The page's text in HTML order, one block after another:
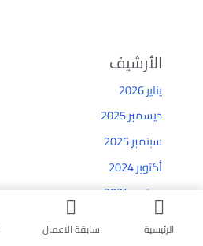
الأرشيف
يناير 2026
ديسمبر 2025
سبتمبر 2025
أكتوبر 2024
سبتمبر 2024
أغسطس 2024
الرئيسية سابقة الاعمال